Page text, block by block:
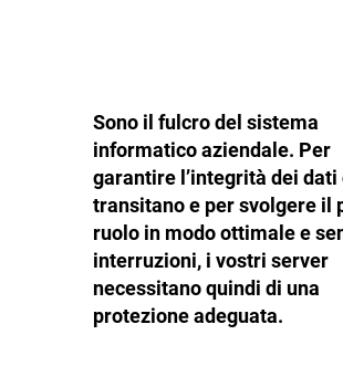
Sono il fulcro del sistema
informatico aziendale. Per
garantire l’integrità dei dati
transitano e per svolgere il
ruolo in modo ottimale e
interruzioni, i vostri server
necessitano quindi di una
protezione adeguata.